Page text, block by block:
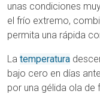
unas condiciones
el frío extremo,
permita una rápida
La temperatura
bajo cero en días
por una gélida ola de